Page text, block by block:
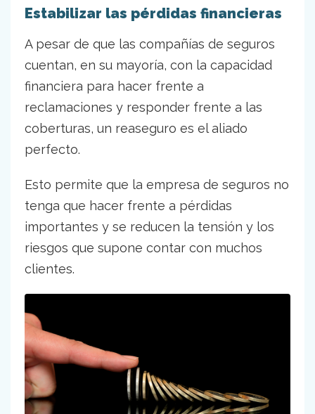
Estabilizar las pérdidas financieras
A pesar de que las compañías de seguros
cuentan, en su mayoría, con la capacidad
financiera para hacer frente a
reclamaciones y responder frente a las
coberturas, un reaseguro es el aliado
perfecto.
Esto permite que la empresa de seguros no
tenga que hacer frente a pérdidas
importantes y se reducen la tensión y los
riesgos que supone contar con muchos
clientes.